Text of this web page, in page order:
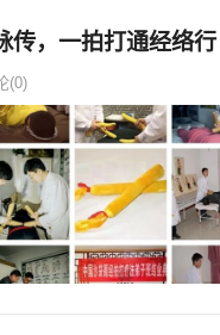
传，一拍打通经络行
(0)